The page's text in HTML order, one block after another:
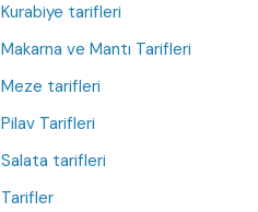
Kurabiye tarifleri
Makarna ve Mantı Tarifleri
Meze tarifleri
Pilav Tarifleri
Salata tarifleri
Tarifler